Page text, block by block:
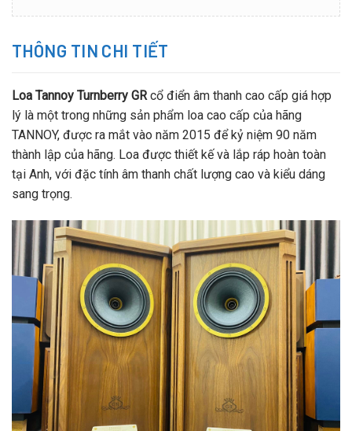
THÔNG TIN CHI TIẾT
Loa Tannoy Turnberry GRcổ điển âm thanh cao cấp giá hợp
lý là một trong những sản phẩm loa cao cấp của hãng
TANNOY, được ra mắt vào năm 2015 để kỷ niệm 90 năm
thành lập của hãng. Loa được thiết kế và lắp ráp hoàn toàn
tại Anh, với đặc tính âm thanh chất lượng cao và kiểu dáng
sang trọng.